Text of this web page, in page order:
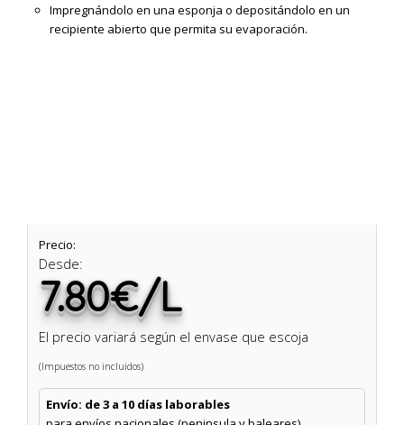
Impregnándolo en una esponja o depositándolo en un
recipiente abierto que permita su evaporación.
Precio:
Desde:
7.80€/L
El precio variará según el envase que escoja
(Impuestos no incluidos)
Envío: de 3 a 10 días laborables